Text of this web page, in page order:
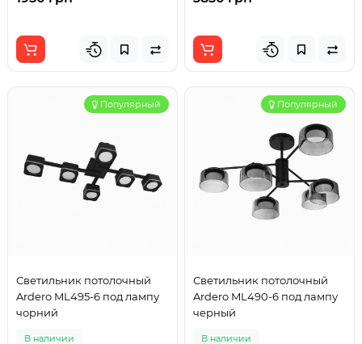
Популярный
Светильник потолочный
Ardero ML495-6 под лампу
чорний
В наличии
Популярный
Светильник потолочный
Ardero ML490-6 под лампу
черный
В наличии